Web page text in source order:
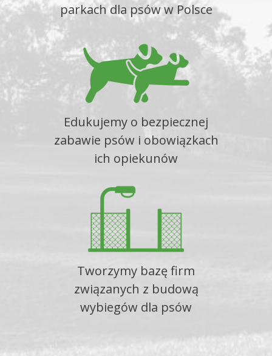
parkach dla psów w Polsce
Edukujemy o bezpiecznej
zabawie psów i obowiązkach
ich opiekunów
Tworzymy bazę firm
związanych z budową
wybiegów dla psów